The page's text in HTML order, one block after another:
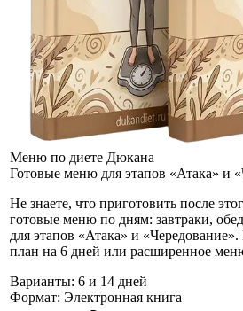
Меню по диете Дюкана
Готовые меню для этапов «Атака» и
Не знаете, что приготовить после
готовые меню по дням: завтраки,
для этапов «Атака» и
план на 6 дней или расширенное
Варианты: 6 и 14 дней
Формат: Электронная книга